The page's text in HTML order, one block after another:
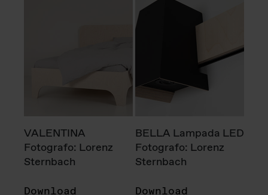
VALENTINA
Fotografo: Lorenz
Sternbach
Download
BELLA Lampada LED
Fotografo: Lorenz
Sternbach
Download